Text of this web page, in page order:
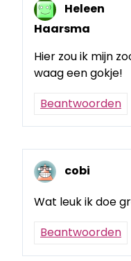
Heleen
Haarsma
Hier zou ik mijn
waag een gokje!
Beantwoorden
cobi
Wat leuk ik doe
Beantwoorden